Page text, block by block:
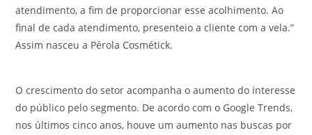
atendimento, a fim de proporcionar esse acolhimento. Ao
final de cada atendimento, presenteio a cliente com a vela.”
Assim nasceu a Pérola Cosmétick.
O crescimento do setor acompanha o aumento do interesse
do público pelo segmento. De acordo com o Google Trends,
nos últimos cinco anos, houve um aumento nas buscas por